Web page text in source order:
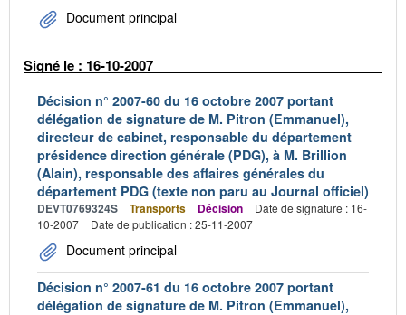
Document principal
Signé le : 16-10-2007
Décision n° 2007-60 du 16 octobre 2007 portant
délégation de signature de M. Pitron (Emmanuel),
directeur de cabinet, responsable du département
présidence direction générale (PDG), à M. Brillion
(Alain), responsable des affaires générales du
département PDG (texte non paru au Journal officiel)
DEVT0769324S Transports Décision
Date de signature : 16-
10-2007
Date de publication : 25-11-2007
Document principal
Décision n° 2007-61 du 16 octobre 2007 portant
délégation de signature de M. Pitron (Emmanuel),